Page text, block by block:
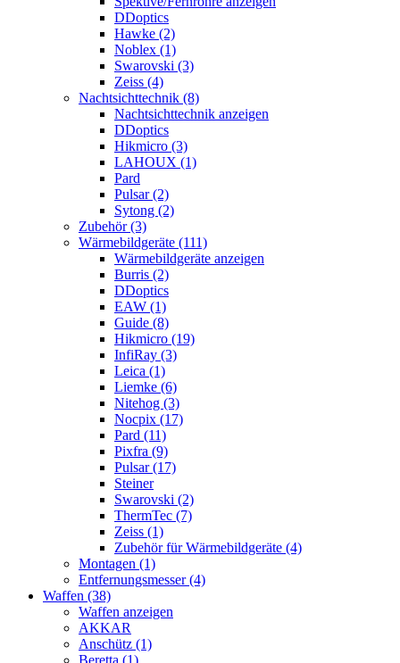
DDoptics
Hawke (2)
Noblex (1)
Swarovski (3)
Zeiss (4)
Nachtsichttechnik (8)
Nachtsichttechnik anzeigen
DDoptics
Hikmicro (3)
LAHOUX (1)
Pard
Pulsar (2)
Sytong (2)
Zubehör (3)
Wärmebildgeräte (111)
Wärmebildgeräte anzeigen
Burris (2)
DDoptics
EAW (1)
Guide (8)
Hikmicro (19)
InfiRay (3)
Leica (1)
Liemke (6)
Nitehog (3)
Nocpix (17)
Pard (11)
Pixfra (9)
Pulsar (17)
Steiner
Swarovski (2)
ThermTec (7)
Zeiss (1)
Zubehör für Wärmebildgeräte (4)
Montagen (1)
Entfernungsmesser (4)
Waffen (38)
Waffen anzeigen
AKKAR
Anschütz (1)
Beretta (1)